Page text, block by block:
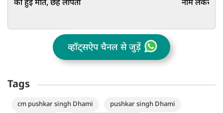
की हुई मौत, छह लापता नाम लेकर की
व्हॉट्सऐप चैनल से जुड़ें
Tags
cm pushkar singh Dhami
pushkar singh Dhami